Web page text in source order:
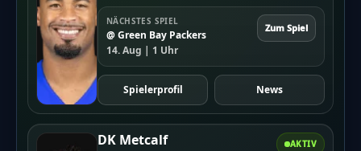
NÄCHSTES SPIEL
@ Green Bay Packers
14. Aug | 1 Uhr
Zum Spiel
Spielerprofil News
AKTIV
DK Metcalf